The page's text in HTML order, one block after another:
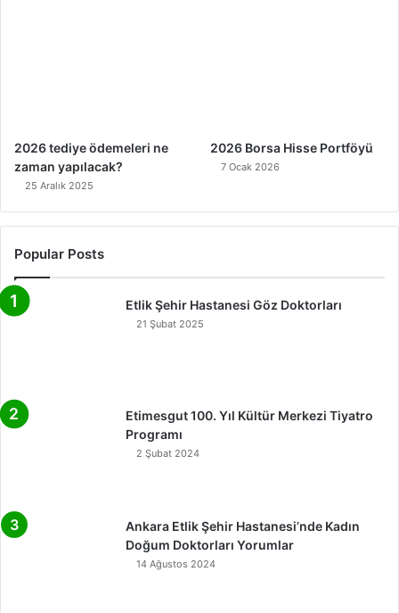
2026 tediye ödemeleri ne
zaman yapılacak?
25 Aralık 2025
2026 Borsa Hisse Portföyü
7 Ocak 2026
Popular Posts
Etlik Şehir Hastanesi Göz Doktorları
21 Şubat 2025
Etimesgut 100. Yıl Kültür Merkezi Tiyatro
Programı
2 Şubat 2024
Ankara Etlik Şehir Hastanesi’nde Kadın
Doğum Doktorları Yorumlar
14 Ağustos 2024